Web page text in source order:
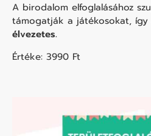
A birodalom elfoglalásához
támogatják a játékosokat, így
élvezetes.
Értéke: 3990 Ft